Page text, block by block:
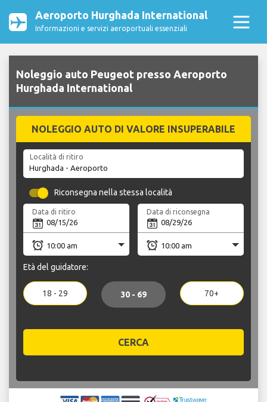
Aeroporto Hurghada International
Informazioni e servizi aeroportuali essenziali
Noleggio auto Peugeot presso Aeroporto
Hurghada International
NOLEGGIO AUTO DI VALORE INSUPERABILE
Località di ritiro
Riconsegna nella stessa località
Data di ritiro Data di riconsegna
Età del guidatore:
18 - 29 30 - 69 70+
CERCA